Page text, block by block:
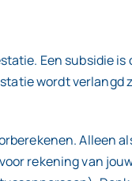
Een subsidie
wordt verlangd
Alleen
rekening van